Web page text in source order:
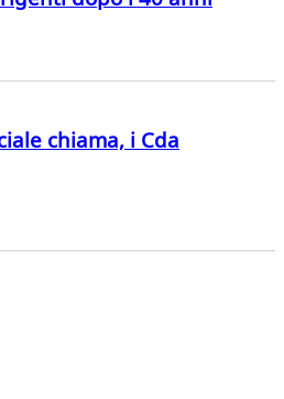
chiama, i Cda